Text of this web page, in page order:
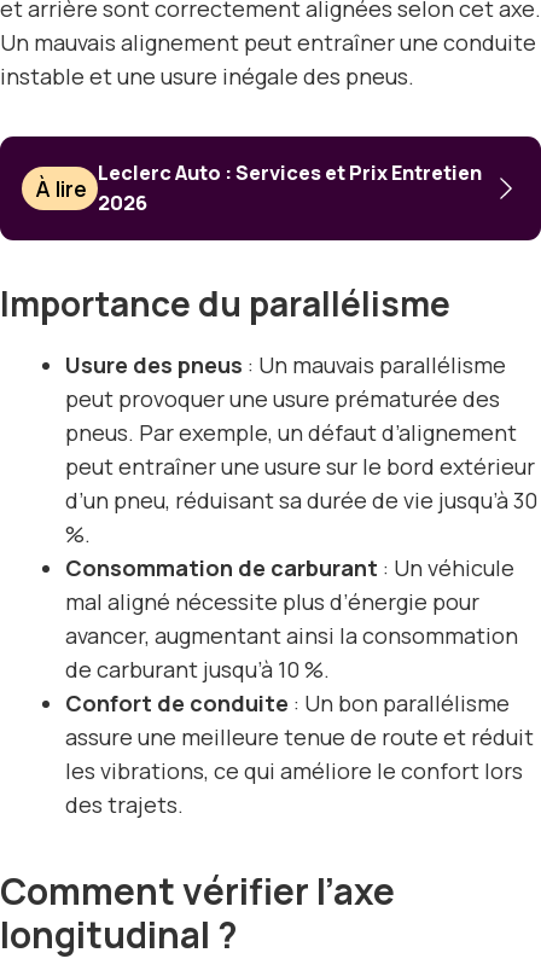
et arrière sont correctement alignées selon cet axe.
Un mauvais alignement peut entraîner une conduite
instable et une usure inégale des pneus.
À lire
Leclerc Auto : Services et Prix Entretien
2026
Importance du parallélisme
Usure des pneus : Un mauvais parallélisme
peut provoquer une usure prématurée des
pneus. Par exemple, un défaut d’alignement
peut entraîner une usure sur le bord extérieur
d’un pneu, réduisant sa durée de vie jusqu’à 30
%.
Consommation de carburant : Un véhicule
mal aligné nécessite plus d’énergie pour
avancer, augmentant ainsi la consommation
de carburant jusqu’à 10 %.
Confort de conduite : Un bon parallélisme
assure une meilleure tenue de route et réduit
les vibrations, ce qui améliore le confort lors
des trajets.
Comment vérifier l’axe
longitudinal ?